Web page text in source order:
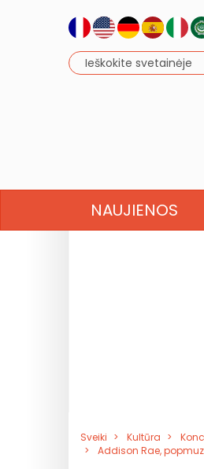
NAUJIENOS
Sveiki Kultūra
Addison Rae,